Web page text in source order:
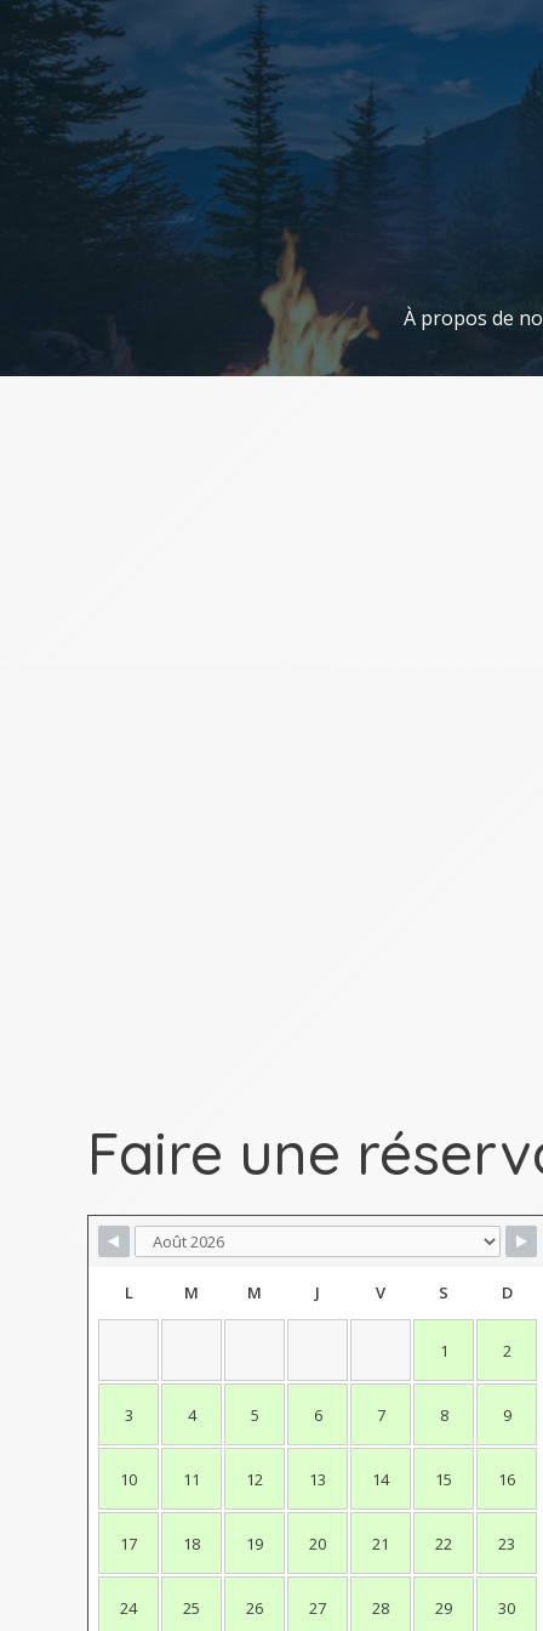
Aller
au
contenu
À propos de
Faire une
L M M J V S D
1 2
3 4 5 6 7 8 9
10 11 12 13 14 15 16
17 18 19 20 21 22 23
24 25 26 27 28 29 30